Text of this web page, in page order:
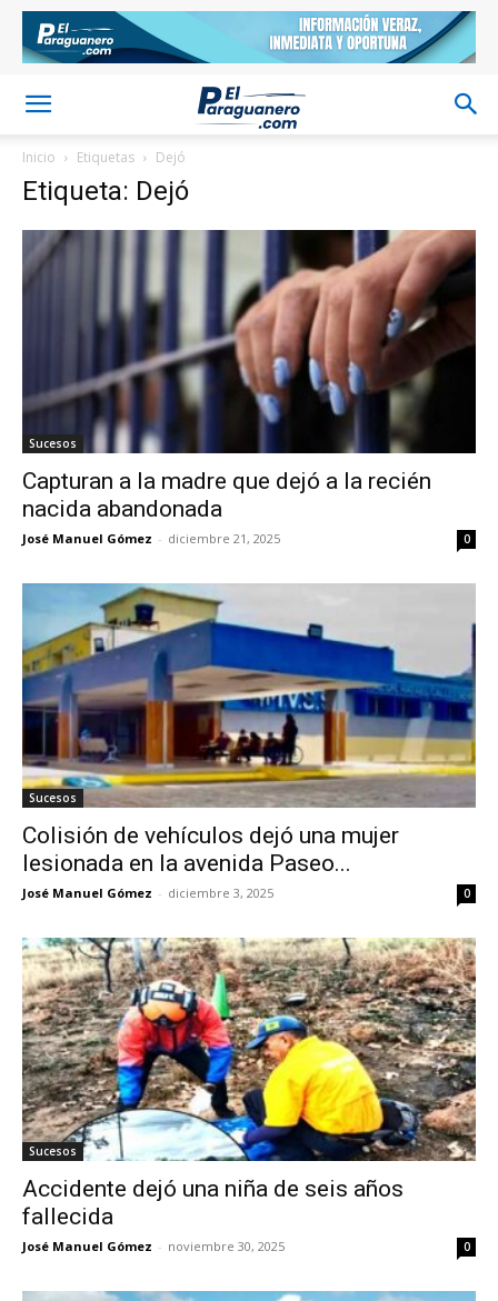
Inicio Etiquetas Dejó
Etiqueta: Dejó
Sucesos
Capturan a la madre que dejó a la recién
nacida abandonada
José Manuel Gómez - diciembre 21, 2025 0
Sucesos
Colisión de vehículos dejó una mujer
lesionada en la avenida Paseo...
José Manuel Gómez - diciembre 3, 2025 0
Sucesos
Accidente dejó una niña de seis años
fallecida
José Manuel Gómez - noviembre 30, 2025 0